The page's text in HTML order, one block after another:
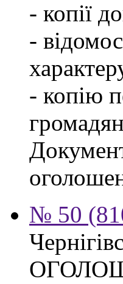
- копії
-
- копію
№ 50